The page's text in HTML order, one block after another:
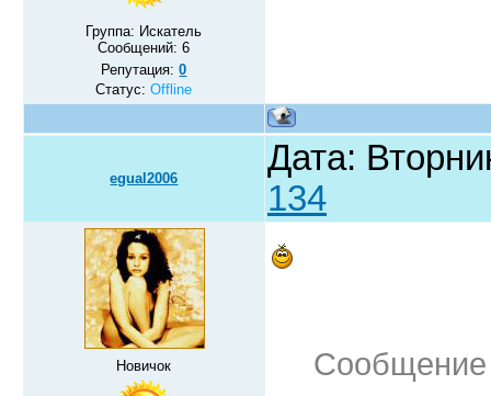
Группа: Искатель
Сообщений:6
Репутация:0
Статус:Offline
egual2006
Дата:
134
Новичок Сообщение